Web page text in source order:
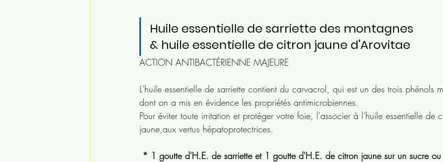
Huile essentielle de sarriette des montagnes
& huile essentielle de citron jaune d'Arovitae
ACTION ANTIBACTÉRIENNE MAJEURE
L'huile essentielle de sarriette contient du carvacrol, qui est un des trois phénols
dont on a mis en évidence les propriétés antimicrobiennes.
Pour éviter toute irritation et protéger votre foie, l'associer à l'huile essentielle de
jaune,aux vertus hépatoprotectrices.
* 1 goutte d'H.E. de sarriette et 1 goutte d'H.E. de citron jaune sur un sucre